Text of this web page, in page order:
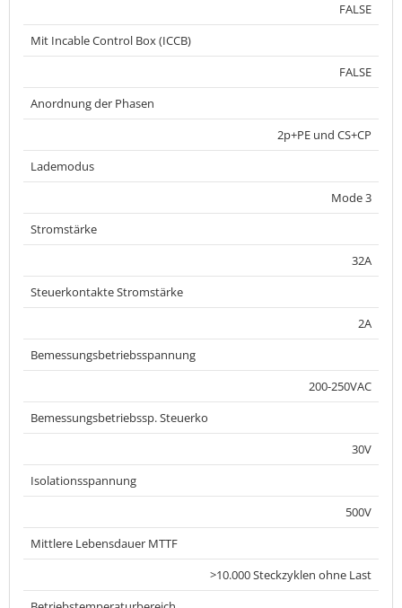
FALSE
Mit Incable Control Box (ICCB)
FALSE
Anordnung der Phasen
2p+PE und CS+CP
Lademodus
Mode 3
Stromstärke
32A
Steuerkontakte Stromstärke
2A
Bemessungsbetriebsspannung
200-250VAC
Bemessungsbetriebssp. Steuerko
30V
Isolationsspannung
500V
Mittlere Lebensdauer MTTF
>10.000 Steckzyklen ohne Last